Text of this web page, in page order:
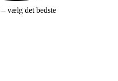
– vælg det bedste